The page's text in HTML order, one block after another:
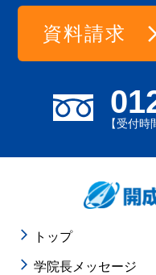
【受付
資料請求
トップ
学院長メッセージ